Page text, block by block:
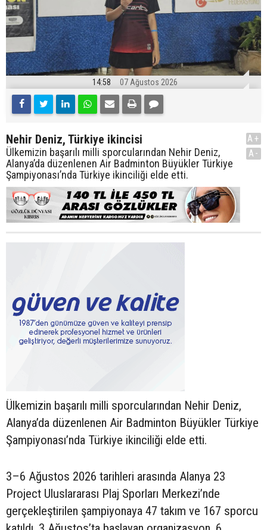
14:58 07 Ağustos 2026
Nehir Deniz, Türkiye ikincisi
Ülkemizin başarılı milli sporcularından Nehir Deniz,
Alanya’da düzenlenen Air Badminton Büyükler Türkiye
Şampiyonası’nda Türkiye ikinciliği elde etti.
A+
A-
Ülkemizin başarılı milli sporcularından Nehir Deniz,
Alanya’da düzenlenen Air Badminton Büyükler Türkiye
Şampiyonası’nda Türkiye ikinciliği elde etti.
3–6 Ağustos 2026 tarihleri arasında Alanya 23
Project Uluslararası Plaj Sporları Merkezi’nde
gerçekleştirilen şampiyonaya 47 takım ve 167 sporcu